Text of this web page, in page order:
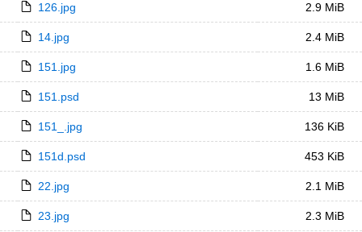
126.jpg 2.9 MiB
14.jpg 2.4 MiB
151.jpg 1.6 MiB
151.psd 13 MiB
151_.jpg 136 KiB
151d.psd 453 KiB
22.jpg 2.1 MiB
23.jpg 2.3 MiB